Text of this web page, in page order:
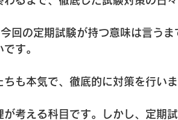
回の定期試験が持つ意味は言うま
す。
も本気で、徹底的に対策を行いま
が考える科目です。しかし、定期